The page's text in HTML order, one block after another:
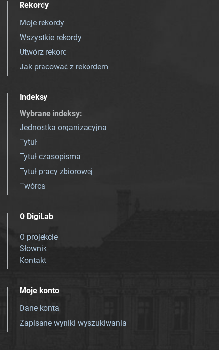
Rekordy
Moje rekordy
Wszystkie rekordy
Utwórz rekord
Jak pracować z rekordem
Indeksy
Wybrane indeksy:
Jednostka organizacyjna
Tytuł
Tytuł czasopisma
Tytuł pracy zbiorowej
Twórca
O DigiLab
O projekcie
Słownik
Kontakt
Moje konto
Dane konta
Zapisane wyniki wyszukiwania